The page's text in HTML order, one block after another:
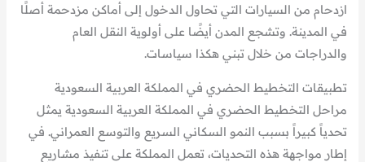
ازدحام من السيارات التي تحاول الدخول إلى أماكن مزدحمة أصلًا
في المدينة. وتشجع المدن أيضًا على أولوية النقل العام
والدراجات من خلال تبني هكذا سياسات.
تطبيقات التخطيط الحضري في المملكة العربية السعودية
مراحل التخطيط الحضري في المملكة العربية السعودية يمثل
تحدياً كبيراً بسبب النمو السكاني السريع والتوسع العمراني. في
إطار مواجهة هذه التحديات، تعمل المملكة على تنفيذ مشاريع